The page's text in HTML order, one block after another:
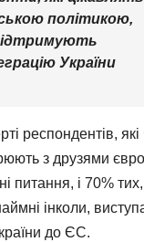
політикою,
України
респондентів, які
з друзями
питання, і 70%
інколи,
до ЄС.